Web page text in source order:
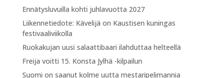
Ennätysluvuilla kohti juhlavuotta 2027
Liikennetiedote: Kävelijä on Kaustisen kuningas
festivaaliviikolla
Ruokakujan uusi salaattibaari ilahduttaa helteellä
Freija voitti 15. Konsta Jylhä -kilpailun
Suomi on saanut kolme uutta mestaripelimannia